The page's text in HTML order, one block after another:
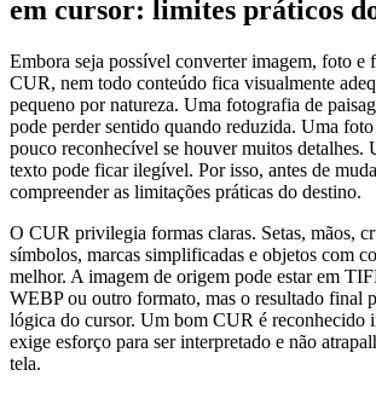
em cursor: limites práticos
Embora seja possível converter imagem, foto e
CUR, nem todo conteúdo fica visualmente
pequeno por natureza. Uma fotografia de
pode perder sentido quando reduzida. Uma
pouco reconhecível se houver muitos detalhes.
texto pode ficar ilegível. Por isso, antes de
compreender as limitações práticas do destino.
O CUR privilegia formas claras. Setas, mãos,
símbolos, marcas simplificadas e objetos com
melhor. A imagem de origem pode estar em
WEBP ou outro formato, mas o resultado final
lógica do cursor. Um bom CUR é reconhecido
exige esforço para ser interpretado e não
tela.